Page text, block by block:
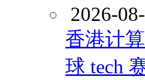
2026-
香港计
球 tech